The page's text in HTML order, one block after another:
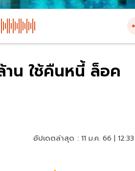
น ใช้คืนหนี้ ล็อค
อัปเดตล่าสุด : 11 ม.ค. 66 |